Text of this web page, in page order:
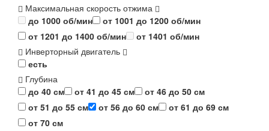
Максимальная скорость отжима
до 1000 об/мин
от 1001 до 1200 об/мин
от 1201 до 1400 об/мин
от 1401 об/мин
Инверторный двигатель
есть
Глубина
до 40 см
от 41 до 45 см
от 46 до 50 см
от 51 до 55 см
от 56 до 60 см
от 61 до 69 см
от 70 см